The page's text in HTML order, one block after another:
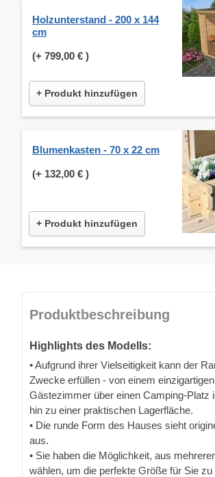
Holzunterstand - 200 x 144
cm
(+ 799,00 € )
+ Produkt hinzufügen
Blumenkasten - 70 x 22 cm
(+ 132,00 € )
+ Produkt hinzufügen
Produktbeschreibung
Highlights des Modells:
• Aufgrund ihrer Vielseitigkeit kann der
Zwecke erfüllen - von einem einzigartigen
Gästezimmer über einen Camping-Platz
hin zu einer praktischen Lagerfläche.
• Die runde Form des Hauses sieht
aus.
• Sie haben die Möglichkeit, aus
wählen, um die perfekte Größe für Sie zu